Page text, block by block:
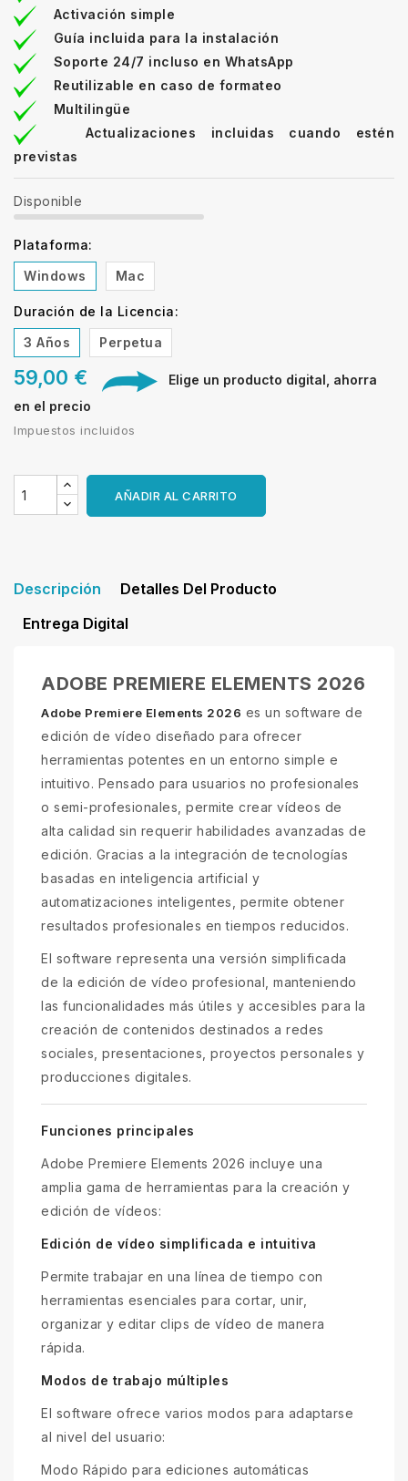
Activación simple
Guía incluida para la instalación
Soporte 24/7 incluso en WhatsApp
Reutilizable en caso de formateo
Multilingüe
Actualizaciones incluidas cuando estén
previstas
Disponible
Plataforma:
Windows
Mac
Duración de la Licencia:
3 Años
Perpetua
59,00 €
Elige un producto digital, ahorra
en el precio
Impuestos incluidos
AÑADIR AL CARRITO
Descripción
Detalles Del Producto
Entrega Digital
ADOBE PREMIERE ELEMENTS 2026
Adobe Premiere Elements 2026 es un software de
edición de vídeo diseñado para ofrecer
herramientas potentes en un entorno simple e
intuitivo. Pensado para usuarios no profesionales
o semi-profesionales, permite crear vídeos de
alta calidad sin requerir habilidades avanzadas de
edición. Gracias a la integración de tecnologías
basadas en inteligencia artificial y
automatizaciones inteligentes, permite obtener
resultados profesionales en tiempos reducidos.
El software representa una versión simplificada
de la edición de vídeo profesional, manteniendo
las funcionalidades más útiles y accesibles para la
creación de contenidos destinados a redes
sociales, presentaciones, proyectos personales y
producciones digitales.
Funciones principales
Adobe Premiere Elements 2026 incluye una
amplia gama de herramientas para la creación y
edición de vídeos:
Edición de vídeo simplificada e intuitiva
Permite trabajar en una línea de tiempo con
herramientas esenciales para cortar, unir,
organizar y editar clips de vídeo de manera
rápida.
Modos de trabajo múltiples
El software ofrece varios modos para adaptarse
al nivel del usuario:
Modo Rápido para ediciones automáticas